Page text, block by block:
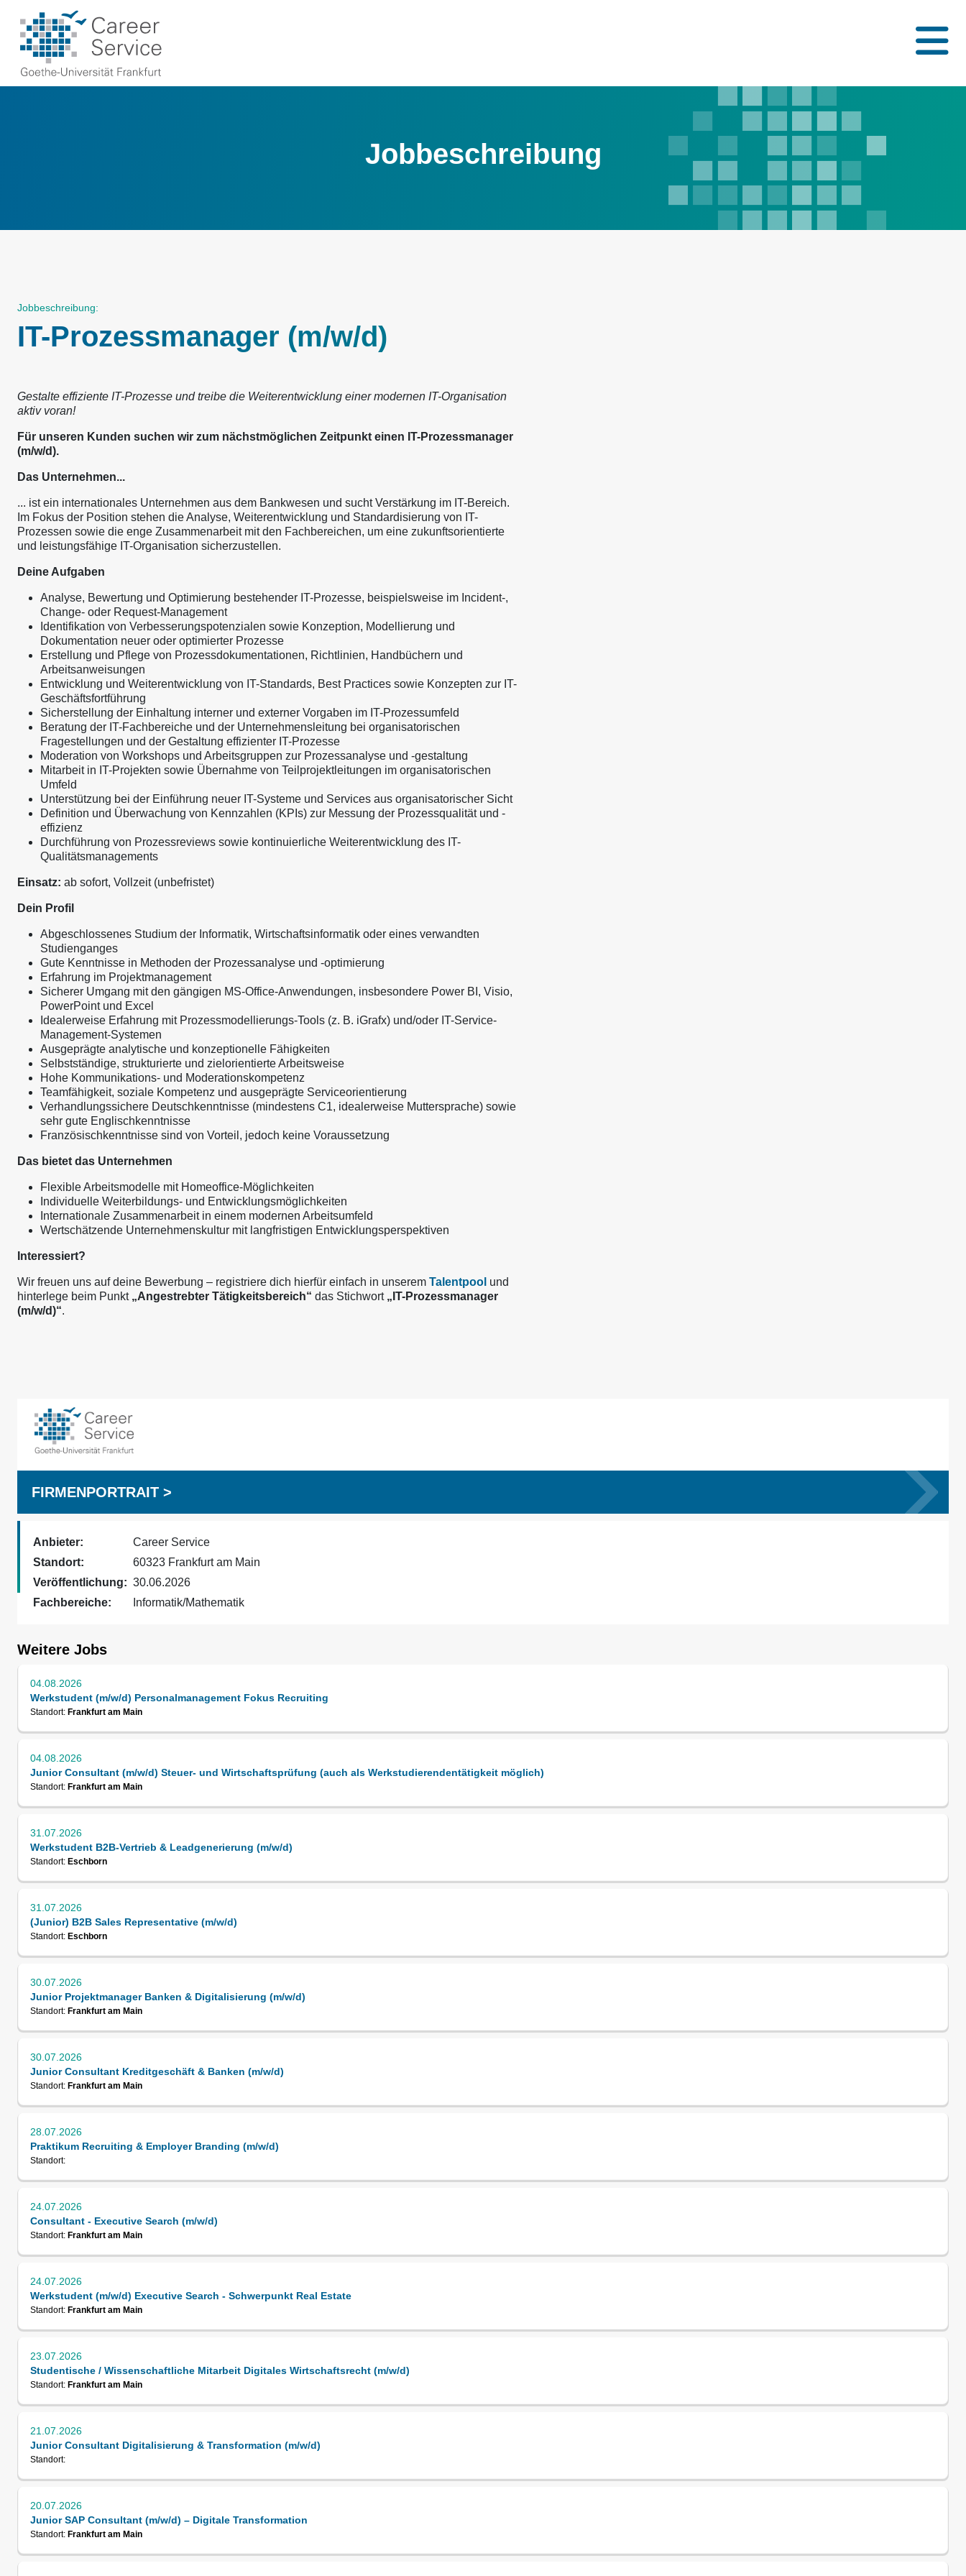
Jobbeschreibung
Jobbeschreibung:
IT-Prozessmanager (m/w/d)
Gestalte effiziente IT-Prozesse und treibe die Weiterentwicklung einer modernen IT-Organisation
aktiv voran!
Für unseren Kunden suchen wir zum nächstmöglichen Zeitpunkt einen IT-Prozessmanager
(m/w/d).
Das Unternehmen...
... ist ein internationales Unternehmen aus dem Bankwesen und sucht Verstärkung im IT-Bereich.
Im Fokus der Position stehen die Analyse, Weiterentwicklung und Standardisierung von IT-
Prozessen sowie die enge Zusammenarbeit mit den Fachbereichen, um eine zukunftsorientierte
und leistungsfähige IT-Organisation sicherzustellen.
Deine Aufgaben
Analyse, Bewertung und Optimierung bestehender IT-Prozesse, beispielsweise im Incident-,
Change- oder Request-Management
Identifikation von Verbesserungspotenzialen sowie Konzeption, Modellierung und
Dokumentation neuer oder optimierter Prozesse
Erstellung und Pflege von Prozessdokumentationen, Richtlinien, Handbüchern und
Arbeitsanweisungen
Entwicklung und Weiterentwicklung von IT-Standards, Best Practices sowie Konzepten zur IT-
Geschäftsfortführung
Sicherstellung der Einhaltung interner und externer Vorgaben im IT-Prozessumfeld
Beratung der IT-Fachbereiche und der Unternehmensleitung bei organisatorischen
Fragestellungen und der Gestaltung effizienter IT-Prozesse
Moderation von Workshops und Arbeitsgruppen zur Prozessanalyse und -gestaltung
Mitarbeit in IT-Projekten sowie Übernahme von Teilprojektleitungen im organisatorischen
Umfeld
Unterstützung bei der Einführung neuer IT-Systeme und Services aus organisatorischer Sicht
Definition und Überwachung von Kennzahlen (KPIs) zur Messung der Prozessqualität und -
effizienz
Durchführung von Prozessreviews sowie kontinuierliche Weiterentwicklung des IT-
Qualitätsmanagements
Einsatz: ab sofort, Vollzeit (unbefristet)
Dein Profil
Abgeschlossenes Studium der Informatik, Wirtschaftsinformatik oder eines verwandten
Studienganges
Gute Kenntnisse in Methoden der Prozessanalyse und -optimierung
Erfahrung im Projektmanagement
Sicherer Umgang mit den gängigen MS-Office-Anwendungen, insbesondere Power BI, Visio,
PowerPoint und Excel
Idealerweise Erfahrung mit Prozessmodellierungs-Tools (z. B. iGrafx) und/oder IT-Service-
Management-Systemen
Ausgeprägte analytische und konzeptionelle Fähigkeiten
Selbstständige, strukturierte und zielorientierte Arbeitsweise
Hohe Kommunikations- und Moderationskompetenz
Teamfähigkeit, soziale Kompetenz und ausgeprägte Serviceorientierung
Verhandlungssichere Deutschkenntnisse (mindestens C1, idealerweise Muttersprache) sowie
sehr gute Englischkenntnisse
Französischkenntnisse sind von Vorteil, jedoch keine Voraussetzung
Das bietet das Unternehmen
Flexible Arbeitsmodelle mit Homeoffice-Möglichkeiten
Individuelle Weiterbildungs- und Entwicklungsmöglichkeiten
Internationale Zusammenarbeit in einem modernen Arbeitsumfeld
Wertschätzende Unternehmenskultur mit langfristigen Entwicklungsperspektiven
Interessiert?
Wir freuen uns auf deine Bewerbung – registriere dich hierfür einfach in unserem Talentpool und
hinterlege beim Punkt „Angestrebter Tätigkeitsbereich“ das Stichwort „IT-Prozessmanager
(m/w/d)“.
FIRMENPORTRAIT >
Anbieter:
Career Service
Standort:
60323 Frankfurt am Main
Veröffentlichung: 30.06.2026
Fachbereiche:
Informatik/Mathematik
Weitere Jobs
04.08.2026
Werkstudent (m/w/d) Personalmanagement Fokus Recruiting
Standort: Frankfurt am Main
04.08.2026
Junior Consultant (m/w/d) Steuer- und Wirtschaftsprüfung (auch als Werkstudierendentätigkeit möglich)
Standort: Frankfurt am Main
31.07.2026
Werkstudent B2B-Vertrieb & Leadgenerierung (m/w/d)
Standort: Eschborn
31.07.2026
(Junior) B2B Sales Representative (m/w/d)
Standort: Eschborn
30.07.2026
Junior Projektmanager Banken & Digitalisierung (m/w/d)
Standort: Frankfurt am Main
30.07.2026
Junior Consultant Kreditgeschäft & Banken (m/w/d)
Standort: Frankfurt am Main
28.07.2026
Praktikum Recruiting & Employer Branding (m/w/d)
Standort:
24.07.2026
Consultant - Executive Search (m/w/d)
Standort: Frankfurt am Main
24.07.2026
Werkstudent (m/w/d) Executive Search - Schwerpunkt Real Estate
Standort: Frankfurt am Main
23.07.2026
Studentische / Wissenschaftliche Mitarbeit Digitales Wirtschaftsrecht (m/w/d)
Standort: Frankfurt am Main
21.07.2026
Junior Consultant Digitalisierung & Transformation (m/w/d)
Standort:
20.07.2026
Junior SAP Consultant (m/w/d) – Digitale Transformation
Standort: Frankfurt am Main